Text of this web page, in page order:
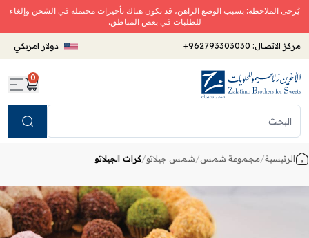
يُرجى الملاحظة: بسبب الوضع الراهن، قد تكون هناك تأخيرات محتملة في الشحن وإلغاء
للطلبات في بعض المناطق.
مركز الاتصال: +962793303030 دولار امريكي
0
الرئيسية/مجموعة شمس/شمس جيلاتو/كرات الجيلاتو